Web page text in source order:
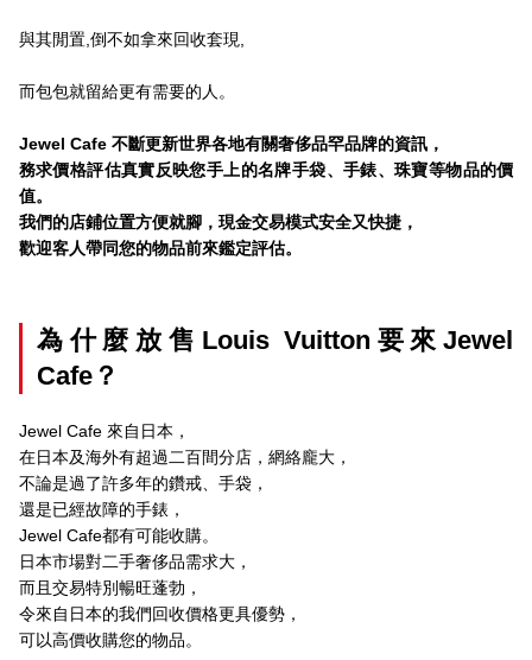
與其閒置,倒不如拿來回收套現,
而包包就留給更有需要的人。
Jewel Cafe 不斷更新世界各地有關奢侈品罕品牌的資訊，
務求價格評估真實反映您手上的名牌手袋、手錶、珠寶等物品的價
值。
我們的店鋪位置方便就腳，現金交易模式安全又快捷，
歡迎客人帶同您的物品前來鑑定評估。
為什麼放售Louis Vuitton要來Jewel
Cafe？
Jewel Cafe 來自日本，
在日本及海外有超過二百間分店，網絡龐大，
不論是過了許多年的鑽戒、手袋，
還是已經故障的手錶，
Jewel Cafe都有可能收購。
日本市場對二手奢侈品需求大，
而且交易特別暢旺蓬勃，
令來自日本的我們回收價格更具優勢，
可以高價收購您的物品。